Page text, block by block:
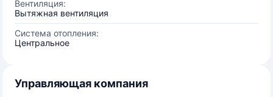
Вентиляция:
Вытяжная вентиляция
Система отопления:
Центральное
Управляющая компания